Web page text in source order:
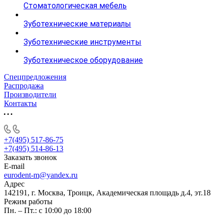
Стоматологическая мебель
Зуботехнические материалы
Зуботехнические инструменты
Зуботехническое оборудование
Спецпредложения
Распродажа
Производители
Контакты
+7(495) 517-86-75
+7(495) 514-86-13
Заказать звонок
E-mail
eurodent-m@yandex.ru
Адрес
142191, г. Москва, Троицк, Академическая площадь д.4, эт.18
Режим работы
Пн. – Пт.: с 10:00 до 18:00